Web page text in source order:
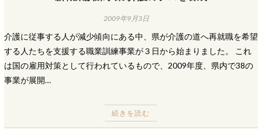
2009年9月3日
介護に従事する人が減少傾向にある中、県が介護の道へ再就職を希望
する人たちを支援する職業訓練事業が３日から始まりました。 これ
は国の雇用対策として行われているもので、2009年度、県内で38の
事業が展開…
続きを読む